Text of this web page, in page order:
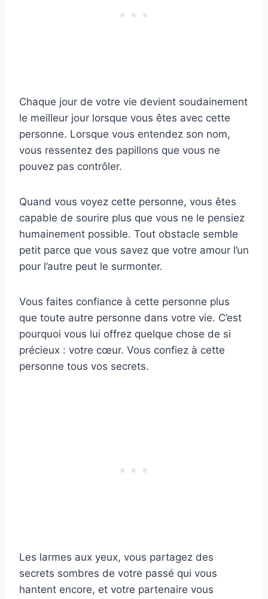
Chaque jour de votre vie devient soudainement
le meilleur jour lorsque vous êtes avec cette
personne. Lorsque vous entendez son nom,
vous ressentez des papillons que vous ne
pouvez pas contrôler.
Quand vous voyez cette personne, vous êtes
capable de sourire plus que vous ne le pensiez
humainement possible. Tout obstacle semble
petit parce que vous savez que votre amour l’un
pour l’autre peut le surmonter.
Vous faites confiance à cette personne plus
que toute autre personne dans votre vie. C’est
pourquoi vous lui offrez quelque chose de si
précieux : votre cœur. Vous confiez à cette
personne tous vos secrets.
Les larmes aux yeux, vous partagez des
secrets sombres de votre passé qui vous
hantent encore, et votre partenaire vous